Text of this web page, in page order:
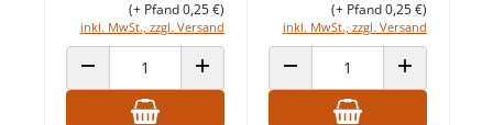
inkl. MwSt., zzgl. Versand
(+ Pfand 0,25 €)
ANZAHL VERRINGERNANZAHL ERHÖHEN
inkl. MwSt., zzgl. Versand
(+ Pfand 0,25 €)
ANZAHL VERRINGERNANZAHL